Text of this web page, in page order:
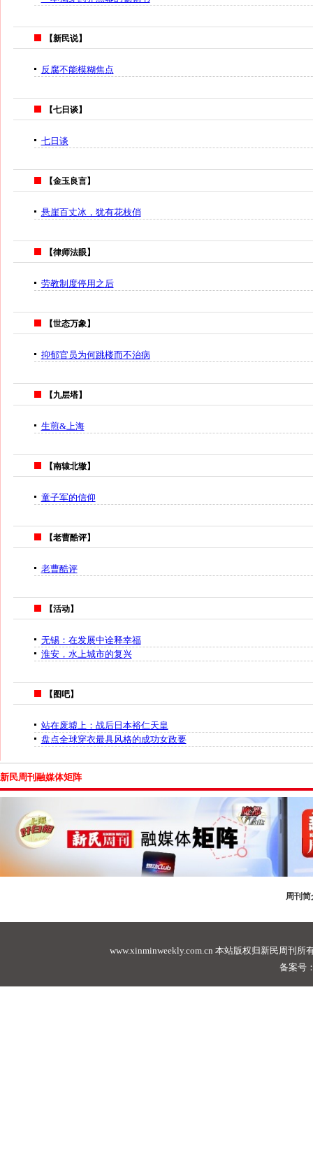
【新民说】
反腐不能模糊焦点
【七日谈】
七日谈
【金玉良言】
悬崖百丈冰，犹有花枝俏
【律师法眼】
劳教制度停用之后
【世态万象】
抑郁官员为何跳楼而不治病
【九层塔】
生煎&上海
【南辕北辙】
童子军的信仰
【老曹酷评】
老曹酷评
【活动】
无锡：在发展中诠释幸福
淮安，水上城市的复兴
【图吧】
站在废墟上：战后日本裕仁天皇
盘点全球穿衣最具风格的成功女政要
新民周刊融媒体矩阵
周刊简
www.xinminweekly.com.cn 本站版权归新民周刊所
备案号